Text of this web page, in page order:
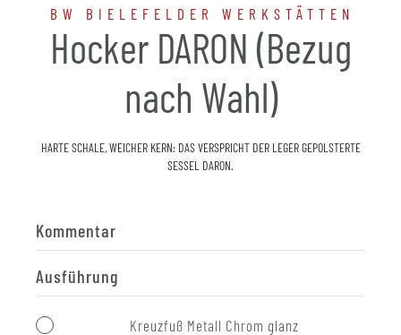
BW BIELEFELDER WERKSTÄTTEN
Hocker DARON (Bezug
nach Wahl)
HARTE SCHALE, WEICHER KERN: DAS VERSPRICHT DER LEGER GEPOLSTERTE
SESSEL DARON.
Kommentar
Ausführung
Kreuzfuß Metall Chrom glanz